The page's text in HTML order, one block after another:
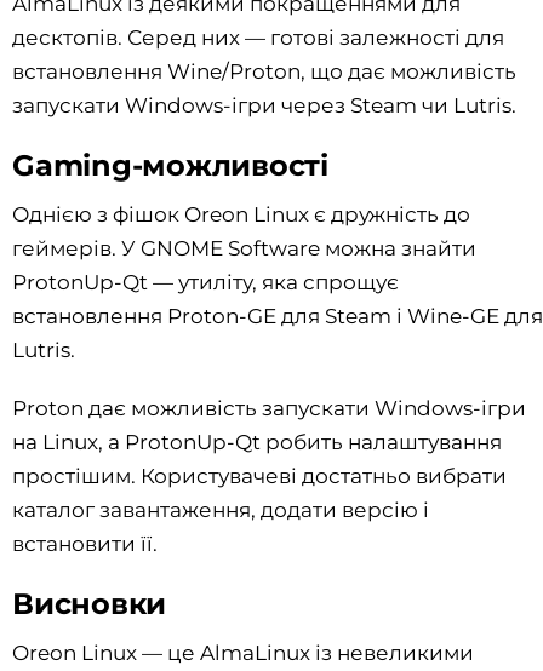
десктопів. Серед них — готові залежності для
встановлення Wine/Proton, що дає можливість
запускати Windows-ігри через Steam чи Lutris.
Gaming-можливості
Однією з фішок Oreon Linux є дружність до
геймерів. У GNOME Software можна знайти
ProtonUp-Qt — утиліту, яка спрощує
встановлення Proton-GE для Steam і Wine-GE для
Lutris.
Proton дає можливість запускати Windows-ігри
на Linux, а ProtonUp-Qt робить налаштування
простішим. Користувачеві достатньо вибрати
каталог завантаження, додати версію і
встановити її.
Висновки
Oreon Linux — це AlmaLinux із невеликими